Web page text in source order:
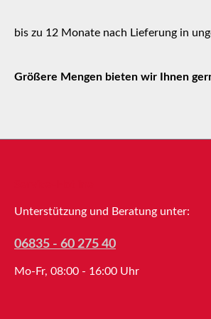
bis zu 12 Monate nach Lieferung in
Größere Mengen bieten wir Ihnen
Unterstützung und Beratung unter:
06835 - 60 275 40
Mo-Fr, 08:00 - 16:00 Uhr